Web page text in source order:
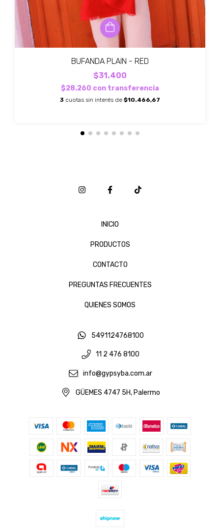
BUFANDA PLAIN - RED
$31.400
$28.260 con transferencia
3 cuotas sin interés de $10.466,67
INICIO
PRODUCTOS
CONTACTO
PREGUNTAS FRECUENTES
QUIENES SOMOS
5491124768100
11 2 476 8100
info@gypsyba.com.ar
GÜEMES 4747 5H, Palermo